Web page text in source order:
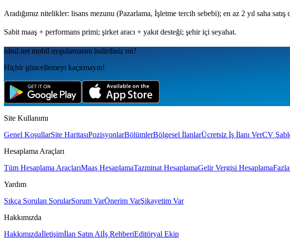
Aradığımız nitelikler: lisans mezunu (Pazarlama, İşletme tercih sebebi); en az 2 yıl saha
Sabit maaş + performans primi; şirket aracı + yakıt desteği; şehir içi seyahat.
isbul.net mobil uygulamаsını indirdiniz mi?
Hiçbir güncellemeyi kaçırmayın!
Site Kullanımı
Genel KoşullarSite HaritasıPozisyonlarBölümlerBölgesel İlanlarÜcretsiz İş İlanı VerCV
Hesaplama Araçları
Tüm Hesaplama AraçlarıMaaş HesaplamaTazminat HesaplamaGelir Vergisi Hesaplama
Yardım
Sıkça Sorulan SorularSorum VarÖnerim VarŞikayetim Var
Hakkımızda
Hakkımızdaİletişimİlan Satın Alİş RehberiEditöryal Ekip